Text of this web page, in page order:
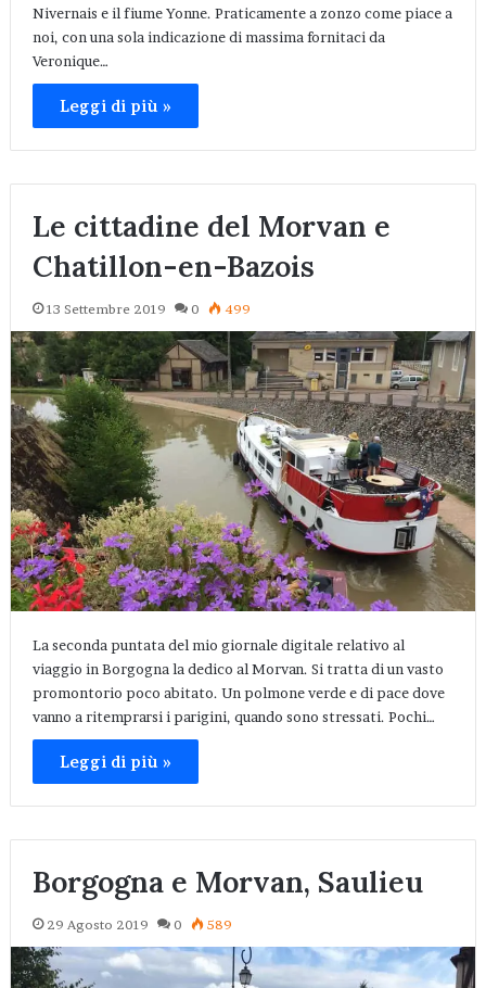
Nivernais e il fiume Yonne. Praticamente a zonzo come piace a
noi, con una sola indicazione di massima fornitaci da
Veronique…
Leggi di più »
Le cittadine del Morvan e
Chatillon-en-Bazois
13 Settembre 2019 0 499
La seconda puntata del mio giornale digitale relativo al
viaggio in Borgogna la dedico al Morvan. Si tratta di un vasto
promontorio poco abitato. Un polmone verde e di pace dove
vanno a ritemprarsi i parigini, quando sono stressati. Pochi…
Leggi di più »
Borgogna e Morvan, Saulieu
29 Agosto 2019 0 589